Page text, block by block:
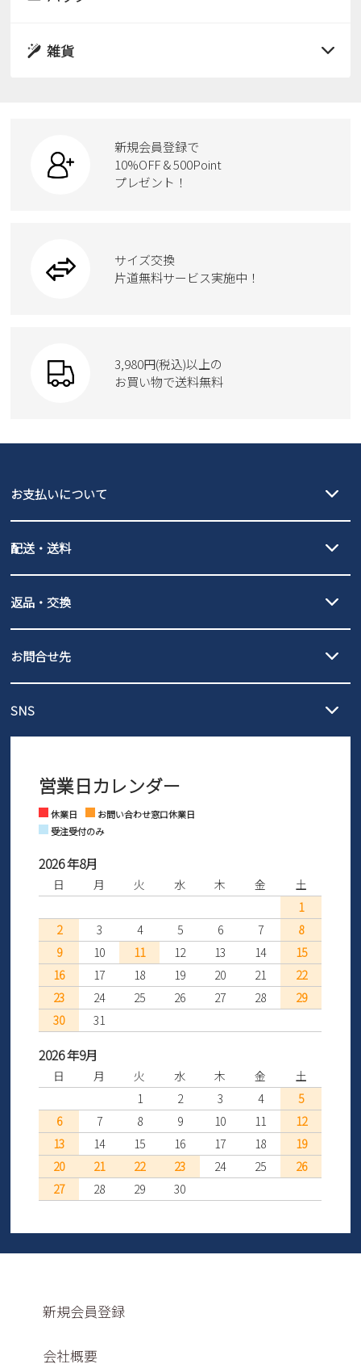
スニーカー
カジュアルシューズ
ワークシューズ
ウェア
moz
ローファー
ブーツ
Parade
GAP
サンダル
スクール
new balance
瞬足
ボディバッグ
ハンドバッグ
トートバッグ
雑貨
ケア用品
新規会員登録で
10%OFF & 500Point
プレゼント！
サイズ交換
片道無料サービス実施中！
3,980円(税込)以上の
お買い物で送料無料
お支払いについて
PayPay（オンライン決済）、代金引換のご利用が可能です。
配送・送料
北海道・本州・四国・九州…550円
3,980円（税込）以上お買い上げで送料無料
ご利用ください。
全国一律…220円（税込）
発送日・送料詳細についてはご利用ガイドを
ご利用ください。
返品・交換
の片道無料サービスを実施中！
ントとしても安心してご利用いただけるよう、サイズ交換の受付期
さい。
お問合せ先
営業時間：11時～17時
※土日祝はお問い合わせ窓口休業日となります。
SNS
Facebook Instagram
営業日カレンダー
休業日
お問い合わせ窓口休業日
受注受付のみ
2026 年8月
日 月 火 水 木 金
土
1
2
3 4 5 6 7
8
9
10 11 12 13 14
15
16
17 18 19 20 21
22
23
24 25 26 27 28
29
30
31
2026 年9月
日 月 火 水 木 金
土
1
2 3 4
5
6
7 8 9 10 11
12
13
14 15 16 17 18
19
20
21 22 23 24 25
26
27
28 29 30
新規会員登録
会社概要